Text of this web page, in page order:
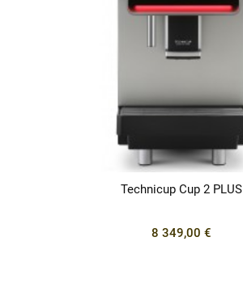
Technicup Cup 2 PLUS
8 349,00 €